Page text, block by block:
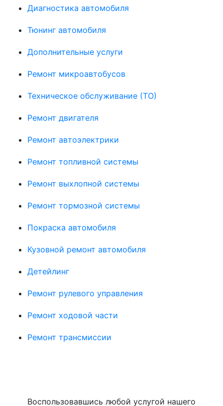
Диагностика автомобиля
Тюнинг автомобиля
Дополнительные услуги
Ремонт микроавтобусов
Техническое обслуживание (ТО)
Ремонт двигателя
Ремонт автоэлектрики
Ремонт топливной системы
Ремонт выхлопной системы
Ремонт тормозной системы
Покраска автомобиля
Кузовной ремонт автомобиля
Детейлинг
Ремонт рулевого управления
Ремонт ходовой части
Ремонт трансмиссии
Воспользовавшись любой услугой нашего